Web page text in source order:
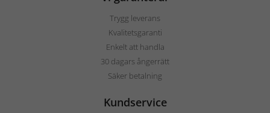
Trygg leverans
Kvalitetsgaranti
Enkelt att handla
30 dagars ångerrätt
Säker betalning
Kundservice